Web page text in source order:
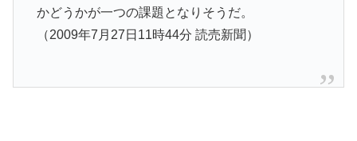
かどうかが一つの課題となりそうだ。
（2009年7月27日11時44分 読売新聞）